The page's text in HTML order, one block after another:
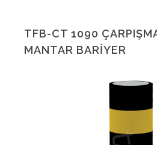
TFB-CT 1090
MANTAR BARİYER